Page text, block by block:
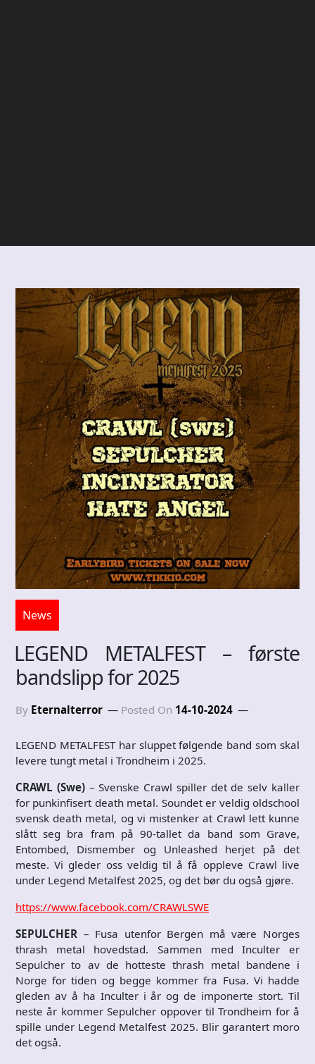
News
LEGEND METALFEST – første
bandslipp for 2025
By Eternalterror Posted On 14-10-2024
LEGEND METALFEST har sluppet følgende band som skal
levere tungt metal i Trondheim i 2025.
CRAWL (Swe) – Svenske Crawl spiller det de selv kaller
for punkinfisert death metal. Soundet er veldig oldschool
svensk death metal, og vi mistenker at Crawl lett kunne
slått seg bra fram på 90-tallet da band som Grave,
Entombed, Dismember og Unleashed herjet på det
meste. Vi gleder oss veldig til å få oppleve Crawl live
under Legend Metalfest 2025, og det bør du også gjøre.
https://www.facebook.com/CRAWLSWE
SEPULCHER – Fusa utenfor Bergen må være Norges
thrash metal hovedstad. Sammen med Inculter er
Sepulcher to av de hotteste thrash metal bandene i
Norge for tiden og begge kommer fra Fusa. Vi hadde
gleden av å ha Inculter i år og de imponerte stort. Til
neste år kommer Sepulcher oppover til Trondheim for å
spille under Legend Metalfest 2025. Blir garantert moro
det også.